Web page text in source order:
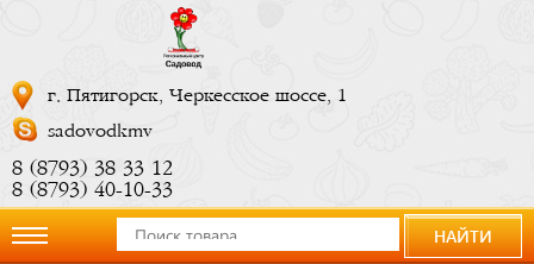
г. Пятигорск, Черкесское шоссе, 1
sadovodkmv
8 (8793) 38 33 12
8 (8793) 40-10-33
НАЙТИ